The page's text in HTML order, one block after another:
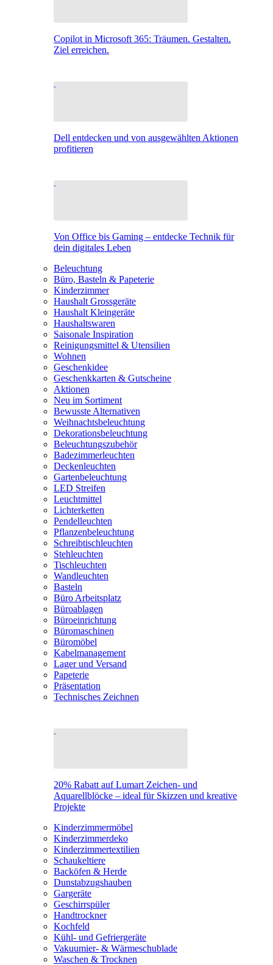
Copilot in Microsoft 365: Träumen. Gestalten.
Ziel erreichen.
Dell entdecken und von ausgewählten Aktionen
profitieren
Von Office bis Gaming – entdecke Technik für
dein digitales Leben
Beleuchtung
Büro, Basteln & Papeterie
Kinderzimmer
Haushalt Grossgeräte
Haushalt Kleingeräte
Haushaltswaren
Saisonale Inspiration
Reinigungsmittel & Utensilien
Wohnen
Geschenkidee
Geschenkkarten & Gutscheine
Aktionen
Neu im Sortiment
Bewusste Alternativen
Weihnachtsbeleuchtung
Dekorationsbeleuchtung
Beleuchtungszubehör
Badezimmerleuchten
Deckenleuchten
Gartenbeleuchtung
LED Streifen
Leuchtmittel
Lichterketten
Pendelleuchten
Pflanzenbeleuchtung
Schreibtischleuchten
Stehleuchten
Tischleuchten
Wandleuchten
Basteln
Büro Arbeitsplatz
Büroablagen
Büroeinrichtung
Büromaschinen
Büromöbel
Kabelmanagement
Lager und Versand
Papeterie
Präsentation
Technisches Zeichnen
20% Rabatt auf Lumart Zeichen- und
Aquarellblöcke – ideal für Skizzen und kreative
Projekte
Kinderzimmermöbel
Kinderzimmerdeko
Kinderzimmertextilien
Schaukeltiere
Backöfen & Herde
Dunstabzugshauben
Gargeräte
Geschirrspüler
Handtrockner
Kochfeld
Kühl- und Gefriergeräte
Vakuumier- & Wärmeschublade
Waschen & Trocknen